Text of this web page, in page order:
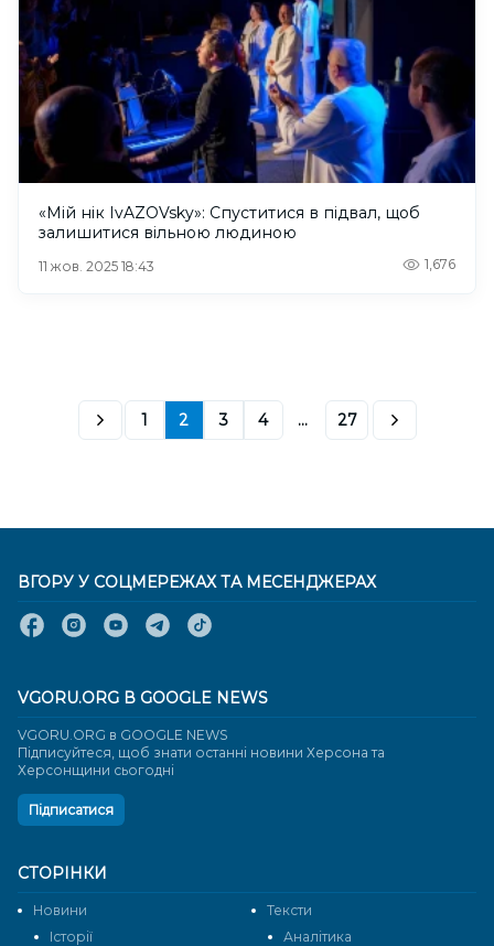
«Мій нік IvAZOVsky»: Спуститися в підвал, щоб
залишитися вільною людиною
11 жов. 2025 18:43 1,676
1 2 3 4 ... 27
СТОРІНКИ
Новини
Тексти
Історії
Аналітика
ВГОРУ У СОЦМЕРЕЖАХ ТА МЕСЕНДЖЕРАХ
VGORU.ORG В GOOGLE NEWS
VGORU.ORG в GOOGLE NEWS
Підписуйтеся, щоб знати останні новини Херсона та
Херсонщини сьогодні
Підписатися